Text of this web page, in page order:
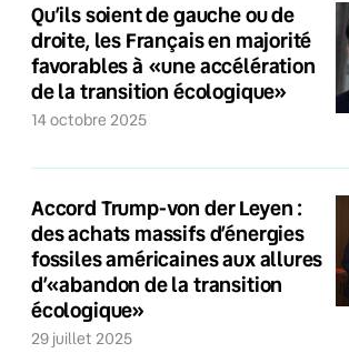
Qu’ils soient de gauche ou de
droite, les Français en majorité
favorables à «une accélération
de la transition écologique»
14 octobre 2025
Accord Trump-von der Leyen :
des achats massifs d’énergies
fossiles américaines aux allures
d’«abandon de la transition
écologique»
29 juillet 2025